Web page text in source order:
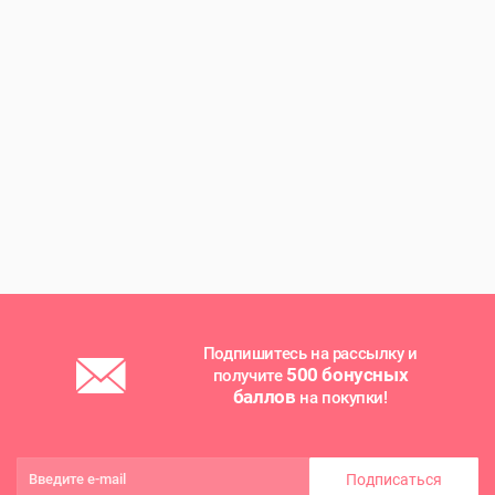
Подпишитесь на рассылку и
получите 500 бонусных
баллов на покупки!
Подписаться